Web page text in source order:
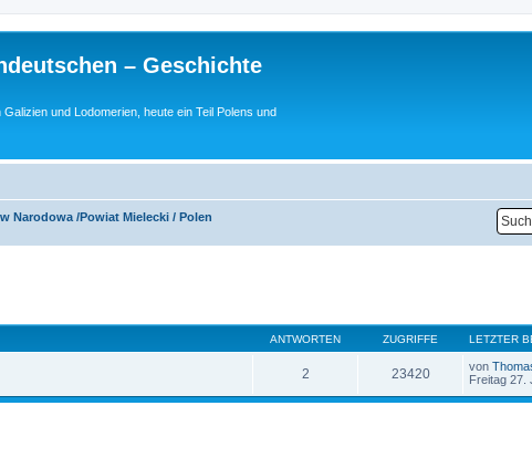
– Geschichte
und Lodomerien, heute ein Teil Polens und
Narodowa /Powiat Mielecki / Polen
ANTWORTEN ZUGRIFFE LETZTER
2 23420 von
Freitag 27.